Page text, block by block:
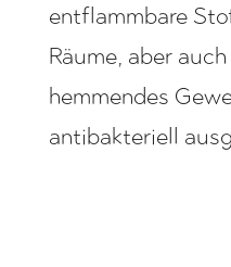
entflammbare
Räume, aber
hemmendes
antibakteriell